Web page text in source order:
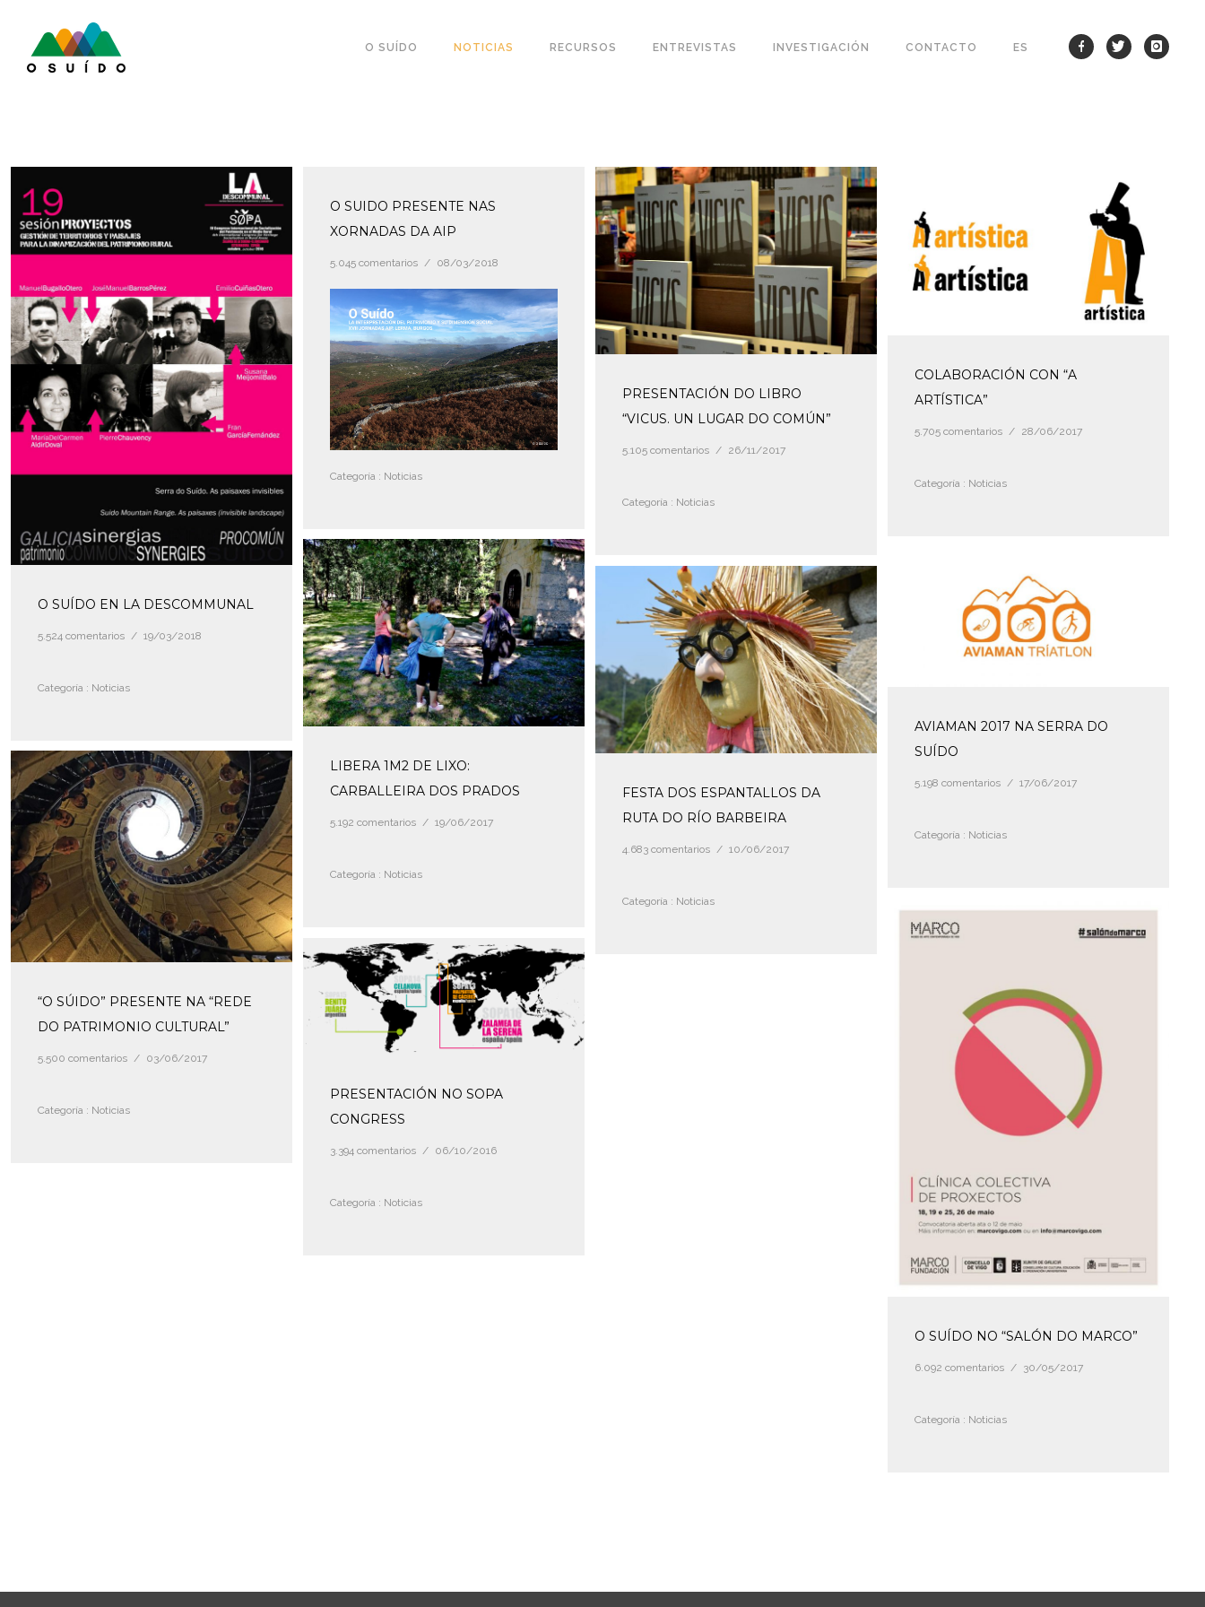
O SUÍDO NOTICIAS RECURSOS ENTREVISTAS INVESTIGACIÓN CONTACTO ES
O SUÍDO EN LA DESCOMMUNAL
5.524 comentarios / 19/03/2018
Categoría : Noticias
O SUIDO PRESENTE NAS
XORNADAS DA AIP
5.045 comentarios / 08/03/2018
Categoría : Noticias
PRESENTACIÓN DO LIBRO
“VICUS. UN LUGAR DO COMÚN”
5.105 comentarios / 26/11/2017
Categoría : Noticias
COLABORACIÓN CON “A
ARTÍSTICA”
5.705 comentarios / 28/06/2017
Categoría : Noticias
LIBERA 1M2 DE LIXO:
CARBALLEIRA DOS PRADOS
5.192 comentarios / 19/06/2017
Categoría : Noticias
AVIAMAN 2017 NA SERRA DO
SUÍDO
5.198 comentarios / 17/06/2017
Categoría : Noticias
FESTA DOS ESPANTALLOS DA
RUTA DO RÍO BARBEIRA
4.683 comentarios / 10/06/2017
Categoría : Noticias
“O SÚIDO” PRESENTE NA “REDE
DO PATRIMONIO CULTURAL”
5.500 comentarios / 03/06/2017
Categoría : Noticias
O SUÍDO NO “SALÓN DO MARCO”
6.092 comentarios / 30/05/2017
Categoría : Noticias
PRESENTACIÓN NO SOPA
CONGRESS
3.394 comentarios / 06/10/2016
Categoría : Noticias